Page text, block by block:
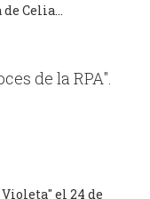
Celia…
de la RPA".
el 24 de